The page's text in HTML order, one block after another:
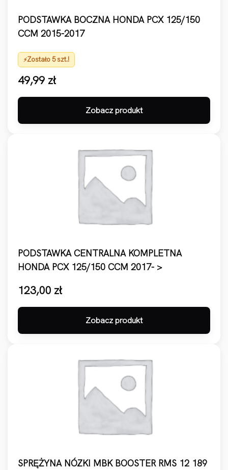
PODSTAWKA BOCZNA HONDA PCX 125/150
CCM 2015-2017
Zostało 5 szt.!
49,99 zł
Zobacz produkt
PODSTAWKA CENTRALNA KOMPLETNA
HONDA PCX 125/150 CCM 2017- >
123,00 zł
Zobacz produkt
SPRĘŻYNA NÓZKI MBK BOOSTER RMS 12 189